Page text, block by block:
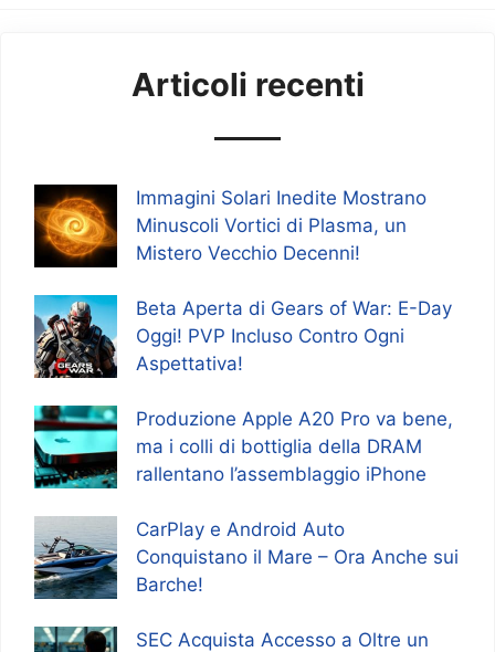
Articoli recenti
Immagini Solari Inedite Mostrano
Minuscoli Vortici di Plasma, un
Mistero Vecchio Decenni!
Beta Aperta di Gears of War: E-Day
Oggi! PVP Incluso Contro Ogni
Aspettativa!
Produzione Apple A20 Pro va bene,
ma i colli di bottiglia della DRAM
rallentano l’assemblaggio iPhone
CarPlay e Android Auto
Conquistano il Mare – Ora Anche sui
Barche!
SEC Acquista Accesso a Oltre un